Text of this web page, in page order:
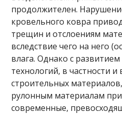
продолжителен.
кровельного ковра
трещин и отслоениям
вследствие чего на него
влага. Однако с
технологий, в частности
строительных
рулонным материалам
современные,